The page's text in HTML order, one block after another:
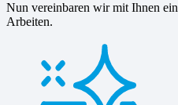
Nun vereinbaren wir mit Ihnen
Arbeiten.